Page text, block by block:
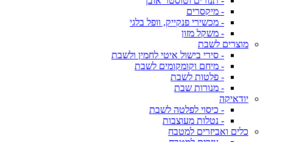
- מיקסרים
- מכשירי פנקייק, וופל בלגי
- משקל מזון
מוצרים לשבת
- סירי בישול איטי לחמין ולשבת
- מיחם וקומקומים לשבת
- פלטות לשבת
- מנורות שבת
יודאיקה
- כיסוי לפלטה לשבת
- נטלות מעוצבות
כלים ואביזרים למטבח